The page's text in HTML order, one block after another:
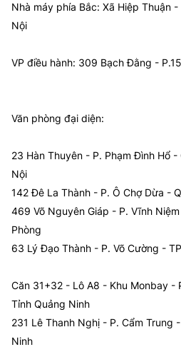
Nhà máy phía Bắc: Xã Hiệp Thuận
Nội
VP điều hành: 309 Bạch Đằng -
Văn phòng đại diện:
23 Hàn Thuyên - P. Phạm Đình Hổ -
Nội
142 Đê La Thành - P. Ô Chợ Dừa -
469 Võ Nguyên Giáp - P. Vĩnh
Phòng
63 Lý Đạo Thành - P. Võ Cường -
Căn 31+32 - Lô A8 - Khu Monbay -
Tỉnh Quảng Ninh
231 Lê Thanh Nghị - P. Cẩm Trung
Ninh